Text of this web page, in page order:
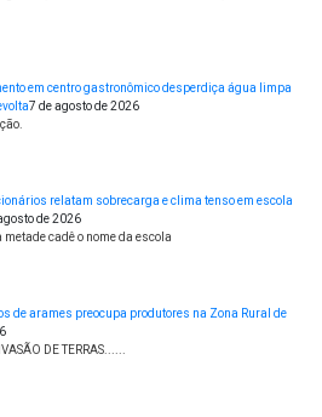
em centro gastronômico desperdiça água limpa
7 de agosto de 2026
relatam sobrecarga e clima tenso em escola
de 2026
cadê o nome da escola
de arames preocupa produtores na Zona Rural de
DE TERRAS......